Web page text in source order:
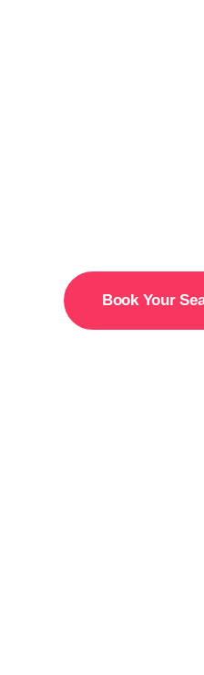
Book Your